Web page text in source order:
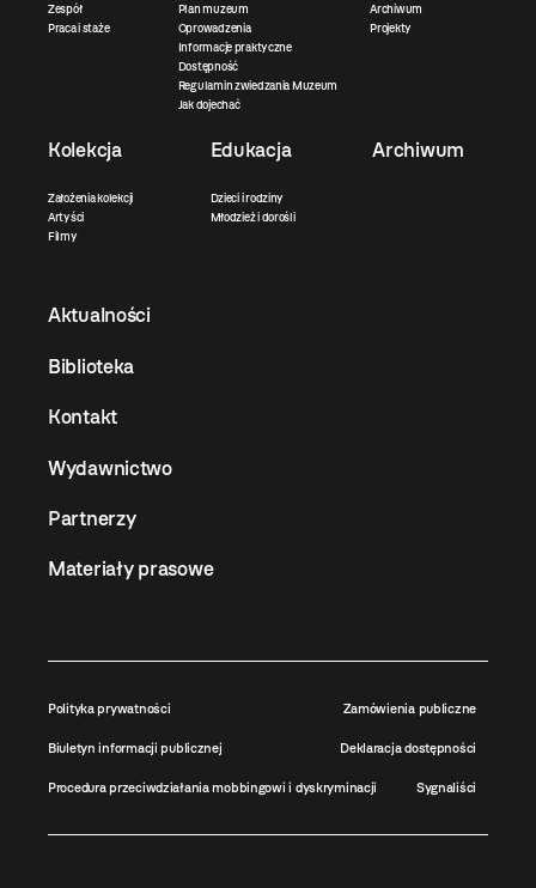
Zespół
Praca i staże
Plan muzeum
Oprowadzenia
Informacje praktyczne
Dostępność
Regulamin zwiedzania Muzeum
Jak dojechać
Archiwum
Projekty
Kolekcja
Założenia kolekcji
Artyści
Filmy
Edukacja
Dzieci i rodziny
Młodzież i dorośli
Archiwum
Aktualności
Biblioteka
Kontakt
Wydawnictwo
Partnerzy
Materiały prasowe
Polityka prywatności Zamówienia publiczne
Biuletyn informacji publicznej Deklaracja dostępności
Procedura przeciwdziałania mobbingowi i dyskryminacji Sygnaliści